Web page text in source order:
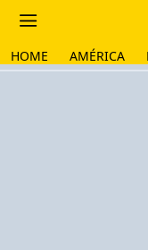
HOME AMÉRICA